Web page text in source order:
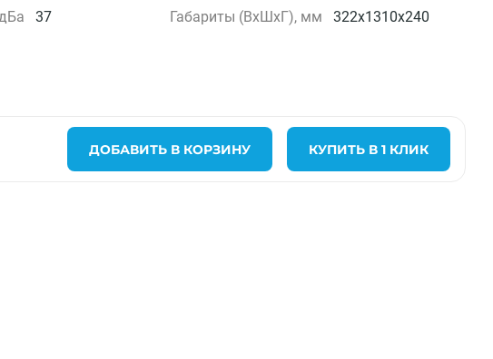
37 Габариты (ВxШxГ), мм
322х1310х240
ДОБАВИТЬ В КОРЗИНУ КУПИТЬ В 1 КЛИК